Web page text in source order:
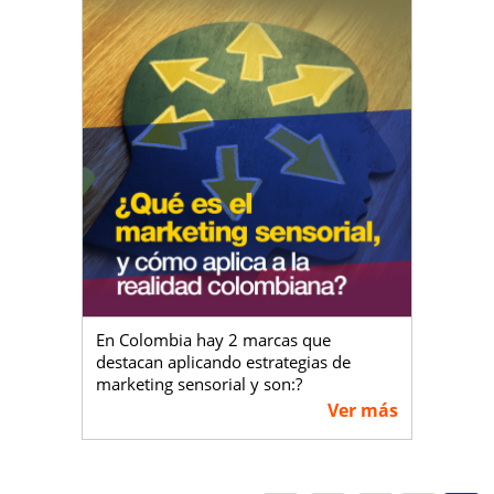
Si tienes más interés en este
importante segmento de mercado, te
invitamos hacer clic en
https://wfy.cc/ZcT7.
1- Los Millennials en Colombia
Representan más de la cuarta parte de
la población en el país ??.
De acuerdo a las cifras mencionadas en
la referente fuente, el Departamento
Administrativo Nacional de Estadística
(DANE) afirma que en toda Colombia
hay cerca de 13.000.000 de habitantes
que cubren el rango etario entre los 20
y 34 años, mientras que, por otro lado,
hay un poco menos de 3.500.000
Esto significa que gran parte de la
población de nuestro territorio está
conformada por las personas
generación. Entonces, ¿son importantes
En Colombia hay 2 marcas que
destacan aplicando estrategias de
marketing sensorial y son:?
Ver más